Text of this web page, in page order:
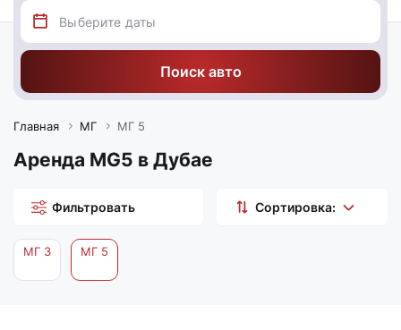
Поиск авто
Главная МГ МГ 5
Аренда MG5 в Дубае
Фильтровать Сортировка:
МГ 3 МГ 5